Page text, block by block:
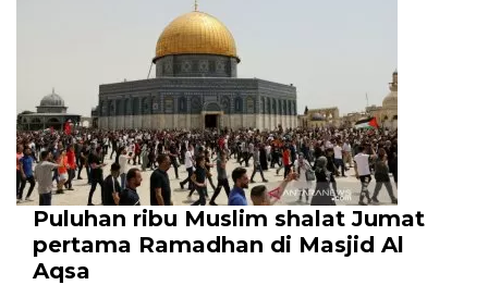
Puluhan ribu Muslim shalat Jumat
pertama Ramadhan di Masjid Al
Aqsa